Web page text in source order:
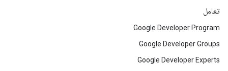
تعامل
Google Developer Program
Google Developer Groups
Google Developer Experts